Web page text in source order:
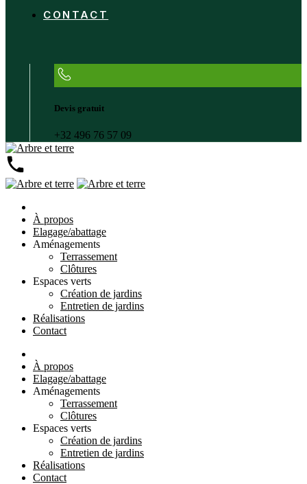
CONTACT
Devis gratuit
+32 496 76 57 09
À propos
Elagage/abattage
Aménagements
Terrassement
Clôtures
Espaces verts
Création de jardins
Entretien de jardins
Réalisations
Contact
À propos
Elagage/abattage
Aménagements
Terrassement
Clôtures
Espaces verts
Création de jardins
Entretien de jardins
Réalisations
Contact